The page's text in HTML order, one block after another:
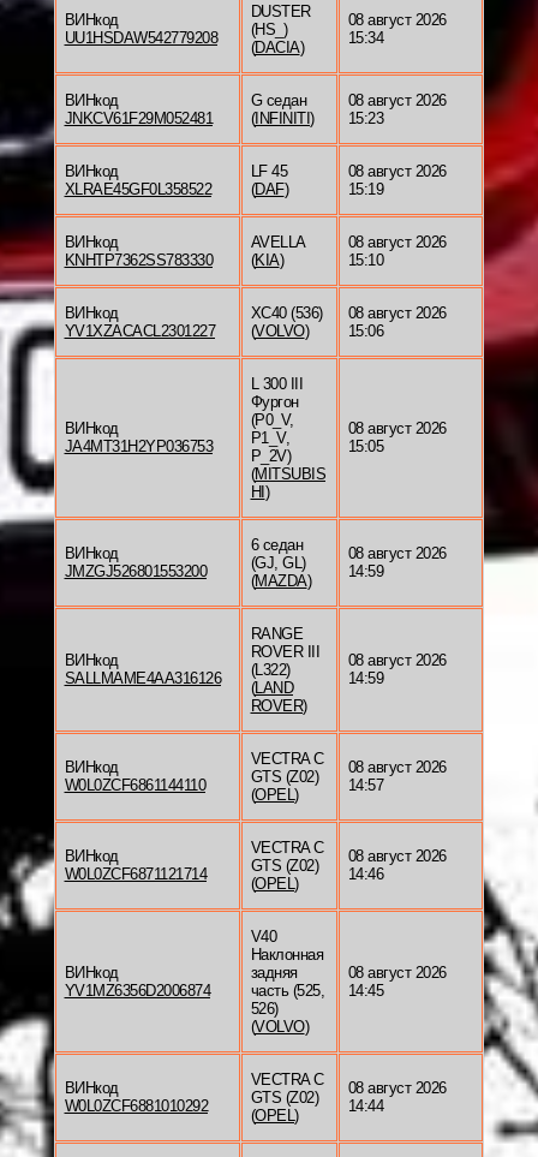
ВИНкод
UU1HSDAW542779208
DUSTER
(HS_)
(DACIA)
08 август 2026
15:34
ВИНкод
JNKCV61F29M052481
G седан
(INFINITI)
08 август 2026
15:23
ВИНкод
XLRAE45GF0L358522
LF 45
(DAF)
08 август 2026
15:19
ВИНкод
KNHTP7362SS783330
AVELLA
(KIA)
08 август 2026
15:10
ВИНкод
YV1XZACACL2301227
XC40 (536)
(VOLVO)
08 август 2026
15:06
ВИНкод
JA4MT31H2YP036753
L 300 III
Фургон
(P0_V,
P1_V,
P_2V)
(MITSUBIS
HI)
08 август 2026
15:05
ВИНкод
JMZGJ526801553200
6 седан
(GJ, GL)
(MAZDA)
08 август 2026
14:59
ВИНкод
SALLMAME4AA316126
RANGE
ROVER III
(L322)
(LAND
ROVER)
08 август 2026
14:59
ВИНкод
W0L0ZCF6861144110
VECTRA C
GTS (Z02)
(OPEL )
08 август 2026
14:57
ВИНкод
W0L0ZCF6871121714
VECTRA C
GTS (Z02)
(OPEL )
08 август 2026
14:46
ВИНкод
YV1MZ6356D2006874
V40
Наклонная
задняя
часть (525,
526)
(VOLVO)
08 август 2026
14:45
ВИНкод
W0L0ZCF6881010292
VECTRA C
GTS (Z02)
(OPEL )
08 август 2026
14:44